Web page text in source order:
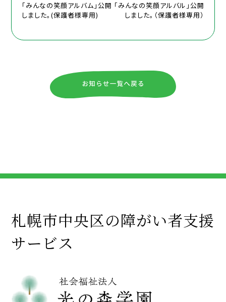
「みんなの笑顔アルバム」公開
しました。(保護者様専用)
「みんなの笑顔アルバル」公開
しました。（保護者様専用）
札幌市中央区の障がい者支援
サービス